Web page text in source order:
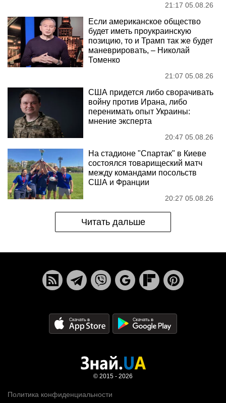
21:17 05.08.26
Если американское общество
будет иметь проукраинскую
позицию, то и Трамп так же будет
маневрировать, – Николай
Томенко
21:07 05.08.26
США придется либо сворачивать
войну против Ирана, либо
перенимать опыт Украины:
мнение эксперта
20:47 05.08.26
На стадионе "Спартак" в Киеве
состоялся товарищеский матч
между командами посольств
США и Франции
20:27 05.08.26
Читать дальше
Политика конфиденциальности
© 2015 - 2026